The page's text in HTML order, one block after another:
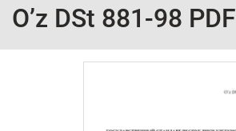
O’z DSt 881-98 PDF